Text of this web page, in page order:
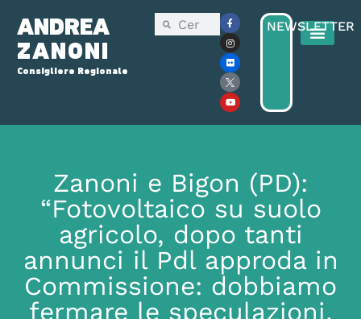
ANDREA
ZANONI
Consigliere Regionale
NEWSLETTER
Zanoni e Bigon (PD):
“Fotovoltaico su suolo
agricolo, dopo tanti
annunci il Pdl approda in
Commissione: dobbiamo
fermare le speculazioni,